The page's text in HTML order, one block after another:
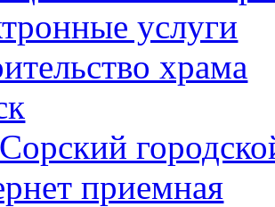
услуги
храма
приемная